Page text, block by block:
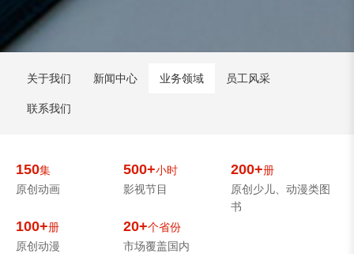
关于我们 新闻中心 业务领域 员工风采
联系我们
150集
原创动画
500+小时
影视节目
200+册
原创少儿、动漫类图
书
100+册
原创动漫
20+个省份
市场覆盖国内